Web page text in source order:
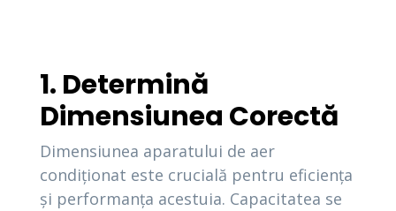
1. Determină
Dimensiunea Corectă
Dimensiunea aparatului de aer
condiționat este crucială pentru eficiența
și performanța acestuia. Capacitatea se